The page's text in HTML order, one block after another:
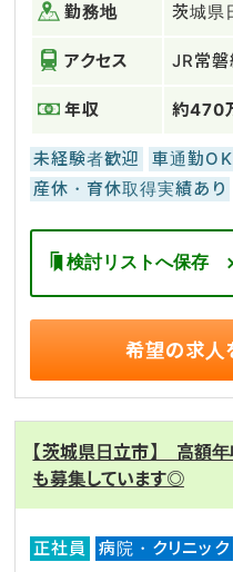
勤務地 茨城県
アクセス JR常磐
年収 約470
未経験者歓迎 車通勤OK
産休・育休取得実績あり
検討リストへ保存
希望の求人
【茨城県日立市】 高額
も募集しています◎
正社員 病院・クリニック